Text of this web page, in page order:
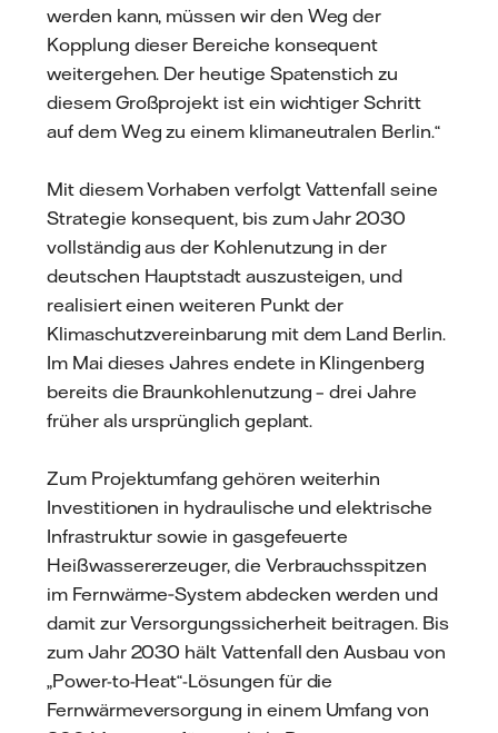
werden kann, müssen wir den Weg der
Kopplung dieser Bereiche konsequent
weitergehen. Der heutige Spatenstich zu
diesem Großprojekt ist ein wichtiger Schritt
auf dem Weg zu einem klimaneutralen Berlin.“
Mit diesem Vorhaben verfolgt Vattenfall seine
Strategie konsequent, bis zum Jahr 2030
vollständig aus der Kohlenutzung in der
deutschen Hauptstadt auszusteigen, und
realisiert einen weiteren Punkt der
Klimaschutzvereinbarung mit dem Land Berlin.
Im Mai dieses Jahres endete in Klingenberg
bereits die Braunkohlenutzung – drei Jahre
früher als ursprünglich geplant.
Zum Projektumfang gehören weiterhin
Investitionen in hydraulische und elektrische
Infrastruktur sowie in gasgefeuerte
Heißwassererzeuger, die Verbrauchsspitzen
im Fernwärme‐System abdecken werden und
damit zur Versorgungssicherheit beitragen. Bis
zum Jahr 2030 hält Vattenfall den Ausbau von
„Power-to-Heat“-Lösungen für die
Fernwärmeversorgung in einem Umfang von